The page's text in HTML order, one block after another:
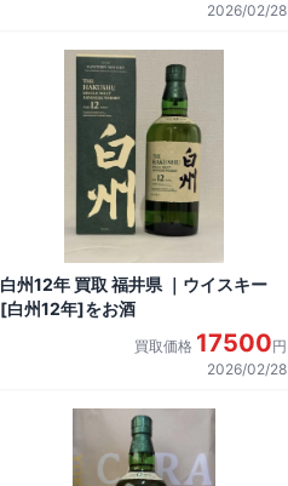
2026/02/28
白州12年 買取 福井県 ｜ウイスキー
[白州12年]をお酒
買取価格 17500円
2026/02/28